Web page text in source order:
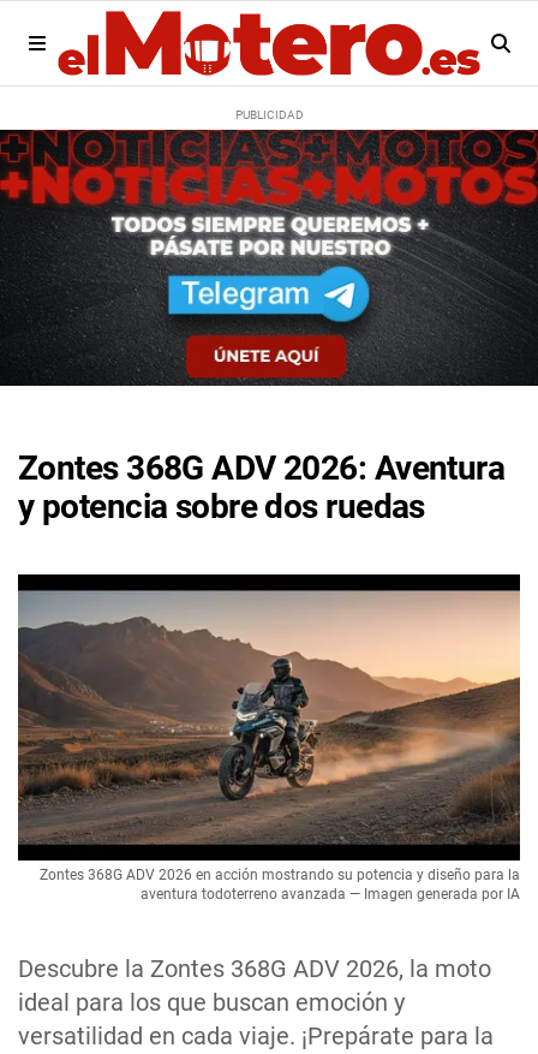
Zontes 368G ADV 2026: Aventura
y potencia sobre dos ruedas
Descubre la Zontes 368G ADV 2026, la moto
ideal para los que buscan emoción y
versatilidad en cada viaje. ¡Prepárate para la
Zontes 368G ADV 2026 en acción mostrando su potencia y diseño para la
aventura todoterreno avanzada — Imagen generada por IA